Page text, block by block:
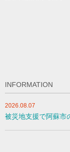
INFORMATION
2026.08.07
被災地支援で阿蘇